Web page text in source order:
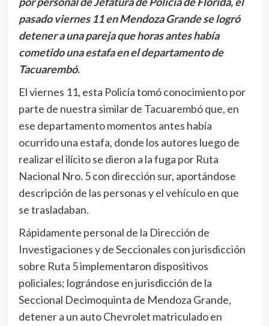
pasado viernes 11 en Mendoza Grande se logró
detener a una pareja que horas antes había
cometido una estafa en el departamento de
Tacuarembó.
El viernes 11, esta Policía tomó conocimiento por
parte de nuestra similar de Tacuarembó que, en
ese departamento momentos antes había
ocurrido una estafa, donde los autores luego de
realizar el ilícito se dieron a la fuga por Ruta
Nacional Nro. 5 con dirección sur, aportándose
descripción de las personas y el vehículo en que
se trasladaban.
Rápidamente personal de la Dirección de
Investigaciones y de Seccionales con jurisdicción
sobre Ruta 5 implementaron dispositivos
policiales; lográndose en jurisdicción de la
Seccional Decimoquinta de Mendoza Grande,
detener a un auto Chevrolet matriculado en